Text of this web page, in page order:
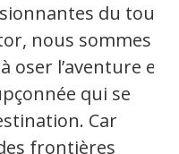
du tour
nous sommes
oser l’aventure et
qui se
Car
frontières